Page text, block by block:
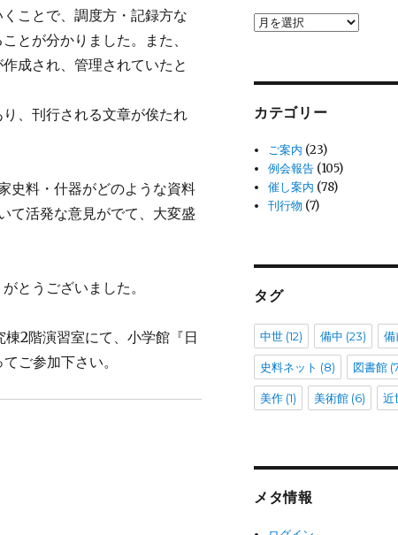
ことで、調度方・記録方な
とが分かりました。また、
成され、管理されていたと
、刊行される文章が俟たれ
史料・什器がどのような資料
て活発な意見がでて、大変盛
とうございました。
2階演習室にて、小学館『日
ご参加下さい。
ア
カテゴリー
ご案内 (23)
例会報告 (105)
催し案内 (78)
刊行物 (7)
タグ
中世(12) 備中 (23) 備
史料ネット (8) 図書館
美作(1) 美術館(6) 近
メタ情報